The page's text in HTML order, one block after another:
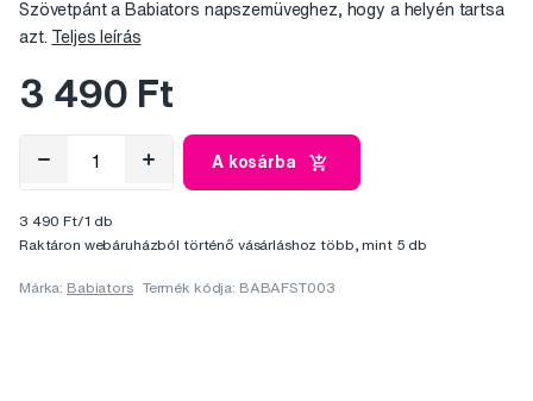
Szövetpánt a Babiators napszemüveghez, hogy a helyén tartsa
azt. Teljes leírás
3 490 Ft
A kosárba
3 490 Ft/1 db
Raktáron webáruházból történő vásárláshoz több, mint 5 db
Márka: Babiators Termék kódja: BABAFST003